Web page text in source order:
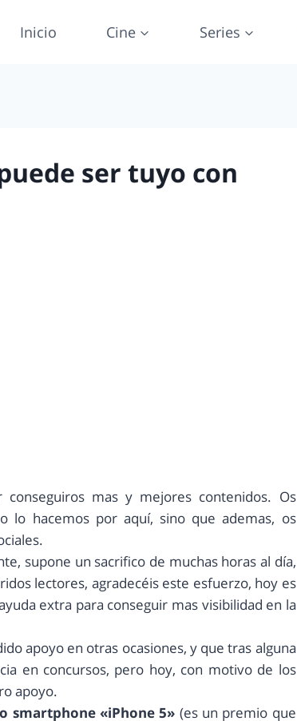
Inicio Cine Series
ser tuyo con
conseguiros mas y mejores contenidos. Os
lo hacemos por aquí, sino que ademas, os
supone un sacrifico de muchas horas al día,
lectores, agradecéis este esfuerzo, hoy es
extra para conseguir mas visibilidad en la
apoyo en otras ocasiones, y que tras alguna
en concursos, pero hoy, con motivo de los
apoyo.
smartphone «iPhone 5» (es un premio que